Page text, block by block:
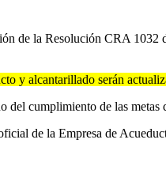
de la Resolución CRA
y alcantarillado serán
cumplimiento de las metas
de la Empresa de